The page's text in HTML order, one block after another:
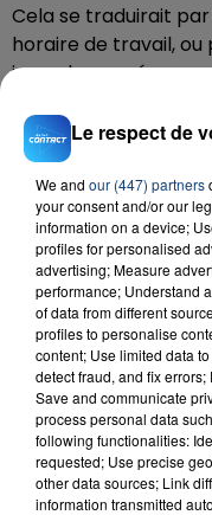
Cela se traduirait
horaire de travail,
jours de congé.
Téléchargez
sur
et
Le respect de
We and our (447) partners
your consent and/or our
information on a device;
profiles for personalised
advertising; Measure
performance; Understand
of data from different
profiles to personalise
content; Use limited data
detect fraud, and fix
Save and communicate
process personal data
following functionalities:
requested; Use precise
other data sources; Link
information transmitted